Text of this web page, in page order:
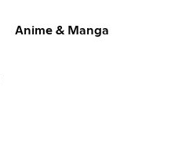
Anime & Manga